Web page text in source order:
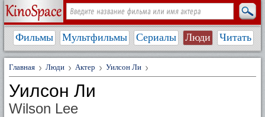
Фильмы Мультфильмы Сериалы Люди Читать
Главная Люди Актер Уилсон Ли
Уилсон Ли
Wilson Lee